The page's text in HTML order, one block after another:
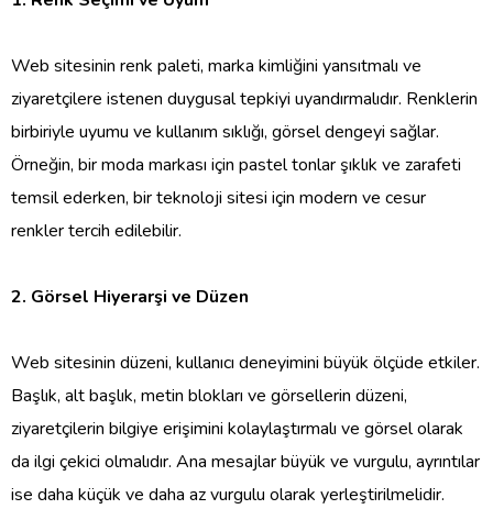
Web sitesinin renk paleti, marka kimliğini yansıtmalı ve
ziyaretçilere istenen duygusal tepkiyi uyandırmalıdır. Renklerin
birbiriyle uyumu ve kullanım sıklığı, görsel dengeyi sağlar.
Örneğin, bir moda markası için pastel tonlar şıklık ve zarafeti
temsil ederken, bir teknoloji sitesi için modern ve cesur
renkler tercih edilebilir.
2. Görsel Hiyerarşi ve Düzen
Web sitesinin düzeni, kullanıcı deneyimini büyük ölçüde etkiler.
Başlık, alt başlık, metin blokları ve görsellerin düzeni,
ziyaretçilerin bilgiye erişimini kolaylaştırmalı ve görsel olarak
da ilgi çekici olmalıdır. Ana mesajlar büyük ve vurgulu, ayrıntılar
ise daha küçük ve daha az vurgulu olarak yerleştirilmelidir.